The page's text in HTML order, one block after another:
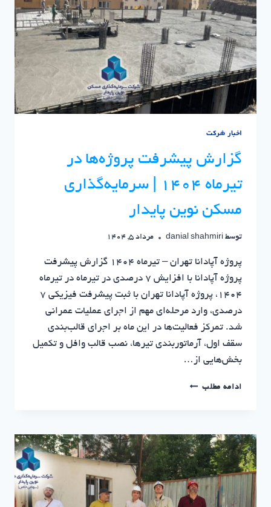
|
سرمایه
گذاری
مسکن
نوین
پایدار
اخبار شرکت
گزارش پیشرفت پروژه‌ها در
تیرماه ۱۴۰۴ | سرمایه‌گذاری
مسکن نوین پایدار
توسط danial shahmiri مرداد 5, 1404
پروژه آپادانا تهران – تیرماه ۱۴۰۴ گزارش پیشرفت
پروژه آپادانا با افزایش ۷ درصدی در تیرماه در تیرماه
۱۴۰۴، پروژه آپادانا تهران با ثبت پیشرفت فیزیکی ۷
درصدی، وارد مرحله‌ای مهم از اجرای عملیات عمرانی
شد. تمرکز فعالیت‌ها در این ماه بر اجرای قالب‌بندی
سقف اول، آرماتوربندی تیرها، نصب قالب وافل و تکمیل
بخش‌هایی از…
ادامه مطلبگزارش
تیرماه
۱۴۰۴
سرمایه‌گذاری
مسکن
نوین